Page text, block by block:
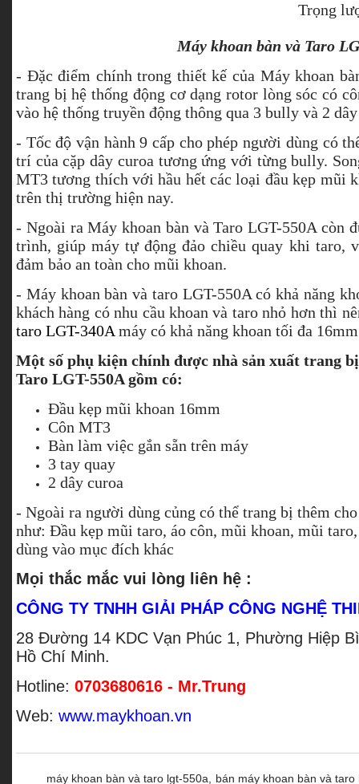
Trọng
Máy khoan bàn và Taro
- Đặc điểm chính trong thiết kế của Máy khoan
trang bị hệ thống động cơ dạng rotor lòng sóc có
vào hệ thống truyền động thông qua 3 bully và 2
- Tốc độ vận hành 9 cấp cho phép người dùng có
trí của cặp dây curoa tương ứng với từng bully.
MT3 tương thích với hầu hết các loại đầu kẹp mũi
trên thị trường hiện nay.
- Ngoài ra Máy khoan bàn và Taro LGT-550A còn
trình, giúp máy tự động đảo chiều quay khi taro,
đảm bảo an toàn cho mũi khoan.
- Máy khoan bàn và taro LGT-550A có khả năng
khách hàng có nhu cầu khoan và taro nhỏ hơn thì
taro LGT-340A máy có khả năng khoan tối đa
Một số phụ kiện chính được nhà sản xuất trang
Taro LGT-550A gồm có:
Đầu kẹp mũi khoan 16mm
Côn MT3
Bàn làm việc gắn sẵn trên máy
3 tay quay
2 dây curoa
- Ngoài ra người dùng củng có thể trang bị thêm
như: Đầu kẹp mũi taro, áo côn, mũi khoan, mũi
dùng vào mục đích khác
Mọi thắc mắc vui lòng liên hệ :
CÔNG TY TNHH GIẢI PHÁP CÔNG NGHỆ
28 Đường 14 KDC Vạn Phúc 1, Phường Hiệp
Hồ Chí Minh.
Hotline: 0703680616 - Mr.Trung
Web: www.maykhoan.vn
máy khoan bàn và taro lgt-550a, bán máy khoan bàn và taro